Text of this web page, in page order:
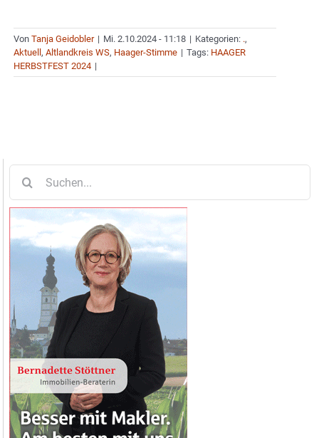
Von Tanja Geidobler | Mi. 2.10.2024 - 11:18 | Kategorien: .,
Aktuell , Altlandkreis WS, Haager-Stimme | Tags: HAAGER
HERBSTFEST 2024 |
nach: